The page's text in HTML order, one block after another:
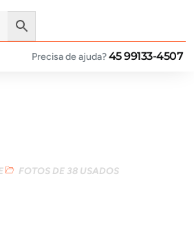
Precisa de ajuda?45 99133-4507
FOTOS DE 38 USADOS